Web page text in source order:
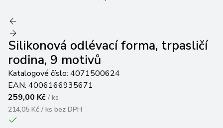
Silikonová odlévací forma, trpasličí
rodina, 9 motivů
Katalogové číslo: 4071500624
EAN: 4006166935671
259,00 Kč / ks
214,05 Kč / ks bez DPH